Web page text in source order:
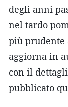
degli anni
nel tardo
più prudente
aggiorna in
con il
pubblicato